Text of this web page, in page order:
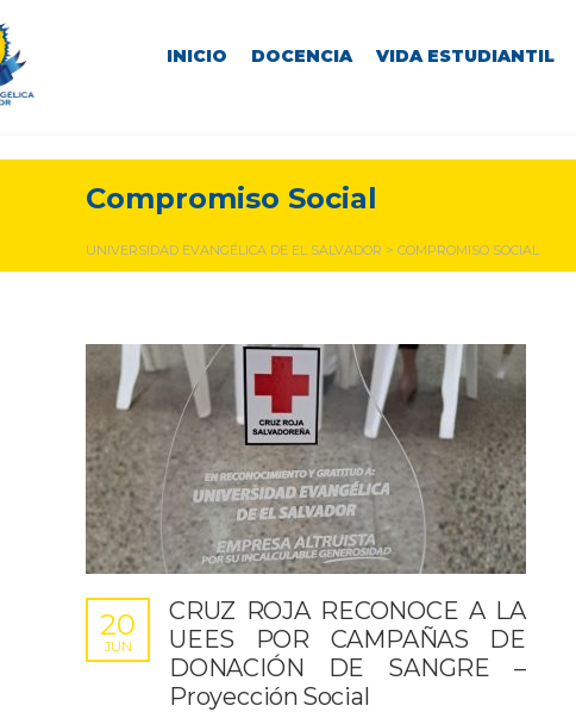
INICIO DOCENCIA VIDA ESTUDIANTIL
Compromiso Social
UNIVERSIDAD EVANGÉLICA DE EL SALVADOR > COMPROMISO SOCIAL
CRUZ ROJA RECONOCE A LA
UEES POR CAMPAÑAS DE
DONACIÓN DE SANGRE –
Proyección Social
20
JUN